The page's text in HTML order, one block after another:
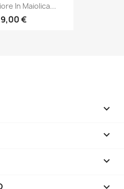
In Maiolica...
€


